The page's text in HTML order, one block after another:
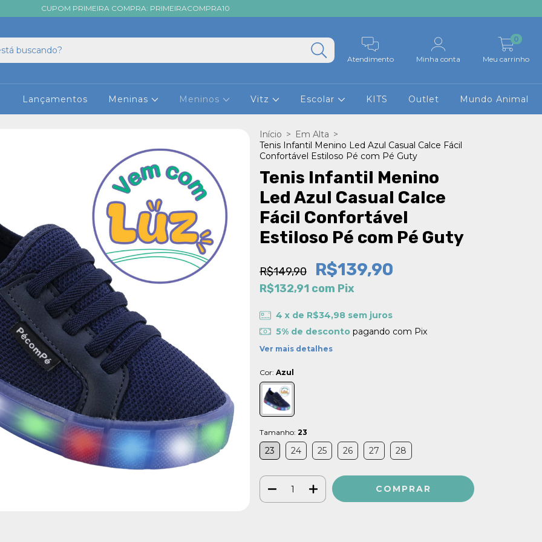
CUPOM PRIMEIRA COMPRA: PRIMEIRACOMPRA10
Atendimento Minha conta Meu carrinho
0
Lançamentos Meninas Meninos Vitz Escolar KITS Outlet Mundo Animal
Início > Em Alta >
Tenis Infantil Menino Led Azul Casual Calce Fácil
Confortável Estiloso Pé com Pé Guty
Tenis Infantil Menino
Led Azul Casual Calce
Fácil Confortável
Estiloso Pé com Pé Guty
R$149,90 R$139,90
R$132,91 com Pix
4 x de R$34,98 sem juros
5% de desconto pagando com Pix
Ver mais detalhes
Cor: Azul
Tamanho: 23
23 24 25 26 27 28